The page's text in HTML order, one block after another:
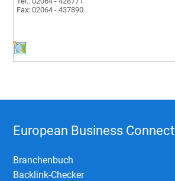
Fax: 02064 - 437890
European Business Connect
Branchenbuch
Backlink-Checker